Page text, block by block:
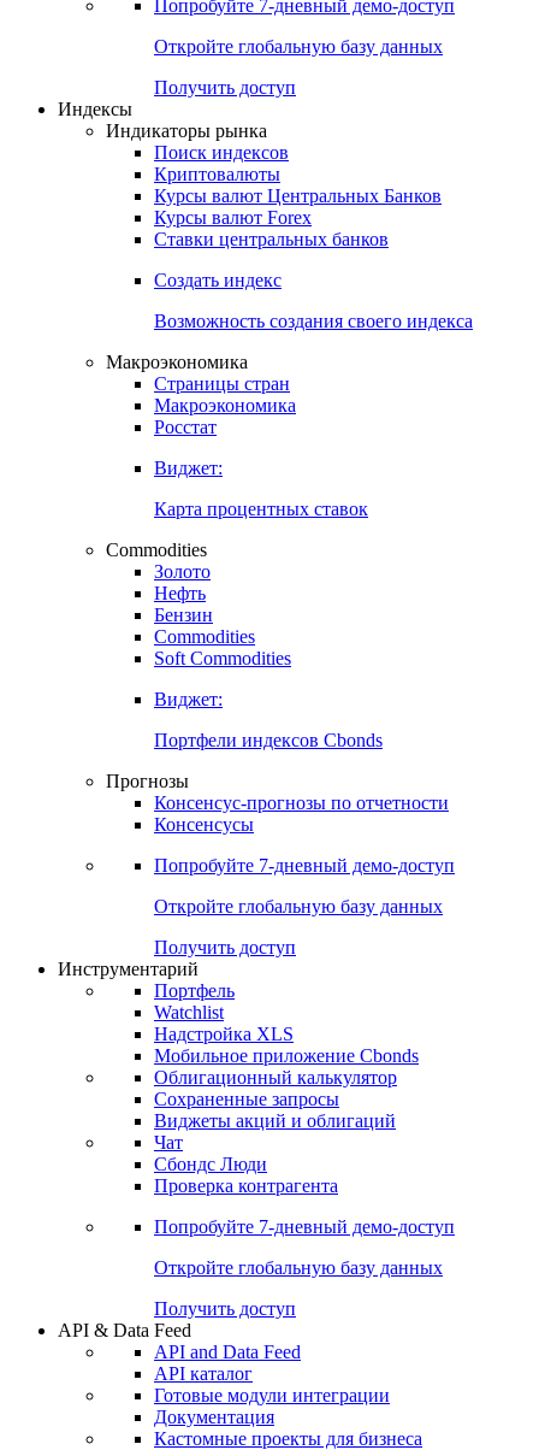
Попробуйте 7-дневный демо-доступ
Откройте глобальную базу данных
Получить доступ
Индексы
Индикаторы рынка
Поиск индексов
Криптовалюты
Курсы валют Центральных Банков
Курсы валют Forex
Ставки центральных банков
Создать индекс
Возможность создания своего индекса
Макроэкономика
Страницы стран
Макроэкономика
Росстат
Виджет:
Карта процентных ставок
Commodities
Золото
Нефть
Бензин
Commodities
Soft Commodities
Виджет:
Портфели индексов Cbonds
Прогнозы
Консенсус-прогнозы по отчетности
Консенсусы
Попробуйте 7-дневный демо-доступ
Откройте глобальную базу данных
Получить доступ
Инструментарий
Портфель
Watchlist
Надстройка XLS
Мобильное приложение Cbonds
Облигационный калькулятор
Сохраненные запросы
Виджеты акций и облигаций
Чат
Сбондс Люди
Проверка контрагента
Попробуйте 7-дневный демо-доступ
Откройте глобальную базу данных
Получить доступ
API & Data Feed
API and Data Feed
API каталог
Готовые модули интеграции
Документация
Кастомные проекты для бизнеса